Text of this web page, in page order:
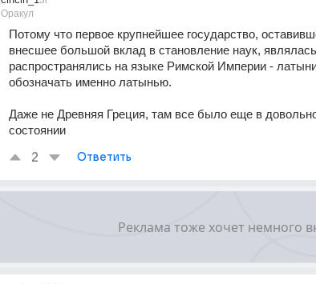
Оракул
Потому что первое крупнейшее государство,
внесшее большой вклад в становление наук,
распространялись на языке Римской Империи -
обозначать именно латынью.
Даже не Древняя Греция, там все было еще в
состоянии
2 Ответить